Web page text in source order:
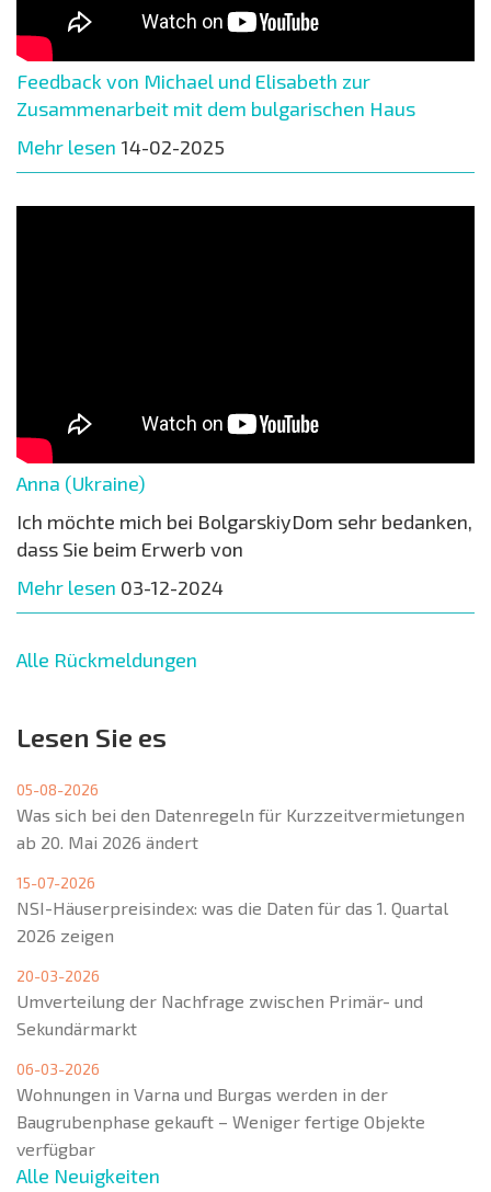
Feedback von Michael und Elisabeth zur
Zusammenarbeit mit dem bulgarischen Haus
Mehr lesen 14-02-2025
Anna (Ukraine)
Ich möchte mich bei BolgarskiyDom sehr bedanken,
dass Sie beim Erwerb von
Mehr lesen 03-12-2024
Alle Rückmeldungen
Lesen Sie es
05-08-2026
Was sich bei den Datenregeln für Kurzzeitvermietungen
ab 20. Mai 2026 ändert
15-07-2026
NSI-Häuserpreisindex: was die Daten für das 1. Quartal
2026 zeigen
20-03-2026
Umverteilung der Nachfrage zwischen Primär- und
Sekundärmarkt
06-03-2026
Wohnungen in Varna und Burgas werden in der
Baugrubenphase gekauft – Weniger fertige Objekte
verfügbar
Alle Neuigkeiten